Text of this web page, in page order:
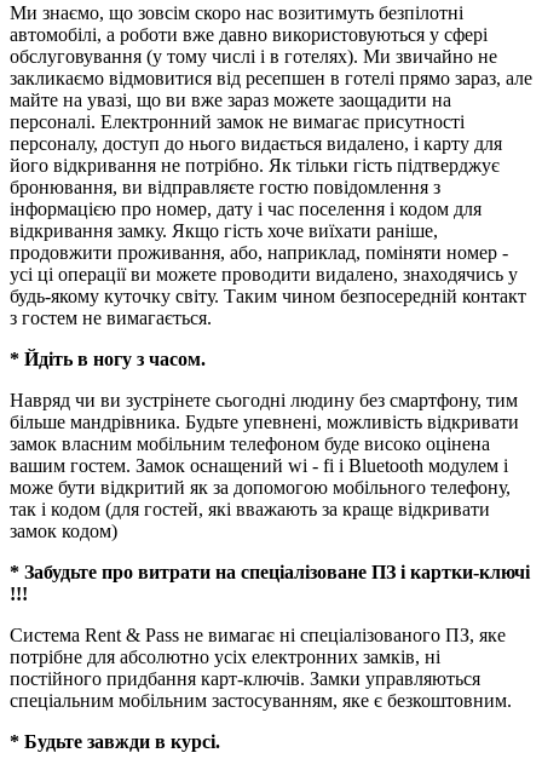
Ми знаємо, що зовсім скоро нас возитимуть безпілотні
автомобілі, а роботи вже давно використовуються у сфері
обслуговування (у тому числі і в готелях). Ми звичайно не
закликаємо відмовитися від ресепшен в готелі прямо зараз, але
майте на увазі, що ви вже зараз можете заощадити на
персоналі. Електронний замок не вимагає присутності
персоналу, доступ до нього видається видалено, і карту для
його відкривання не потрібно. Як тільки гість підтверджує
бронювання, ви відправляєте гостю повідомлення з
інформацією про номер, дату і час поселення і кодом для
відкривання замку. Якщо гість хоче виїхати раніше,
продовжити проживання, або, наприклад, поміняти номер -
усі ці операції ви можете проводити видалено, знаходячись у
будь-якому куточку світу. Таким чином безпосередній контакт
з гостем не вимагається.
* Йдіть в ногу з часом.
Навряд чи ви зустрінете сьогодні людину без смартфону, тим
більше мандрівника. Будьте упевнені, можливість відкривати
замок власним мобільним телефоном буде високо оцінена
вашим гостем. Замок оснащений wi - fi і Bluetooth модулем і
може бути відкритий як за допомогою мобільного телефону,
так і кодом (для гостей, які вважають за краще відкривати
замок кодом)
* Забудьте про витрати на спеціалізоване ПЗ і картки-ключі
!!!
Система Rent & Pass не вимагає ні спеціалізованого ПЗ, яке
потрібне для абсолютно усіх електронних замків, ні
постійного придбання карт-ключів. Замки управляються
спеціальним мобільним застосуванням, яке є безкоштовним.
* Будьте завжди в курсі.